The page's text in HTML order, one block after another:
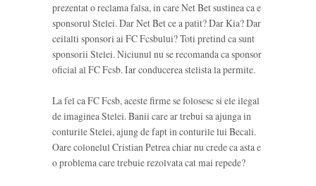
prezentat o reclama falsa, in care Net Bet sustinea ca e
sponsorul Stelei. Dar Net Bet ce a patit? Dar Kia? Dar
ceilalti sponsori ai FC Fcsbului? Toti pretind ca sunt
sponsorii Stelei. Niciunul nu se recomanda ca sponsor
oficial al FC Fcsb. Iar conducerea stelista la permite.
La fel ca FC Fcsb, aceste firme se folosesc si ele ilegal
de imaginea Stelei. Banii care ar trebui sa ajunga in
conturile Stelei, ajung de fapt in conturile lui Becali.
Oare colonelul Cristian Petrea chiar nu crede ca asta e
o problema care trebuie rezolvata cat mai repede?